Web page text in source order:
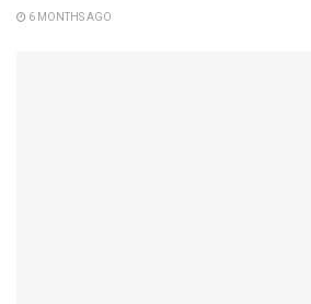
6 MONTHS AGO